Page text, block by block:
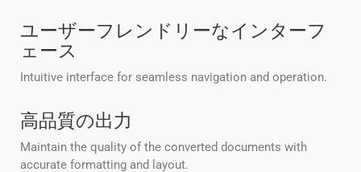
ユーザーフレンドリーなインターフ
ェース
Intuitive interface for seamless navigation and operation.
高品質の出力
Maintain the quality of the converted documents with
accurate formatting and layout.